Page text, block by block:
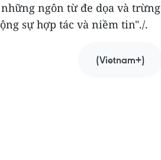
ngôn từ đe dọa và trừng
sự hợp tác và niềm tin"./.
(Vietnam+)